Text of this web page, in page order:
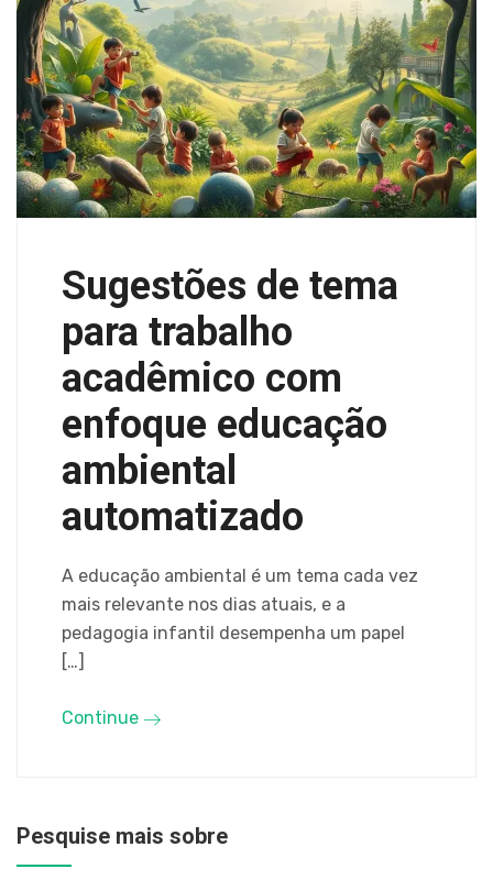
Sugestões de tema
para trabalho
acadêmico com
enfoque educação
ambiental
automatizado
A educação ambiental é um tema cada vez
mais relevante nos dias atuais, e a
pedagogia infantil desempenha um papel
[…]
Continue
Pesquise mais sobre